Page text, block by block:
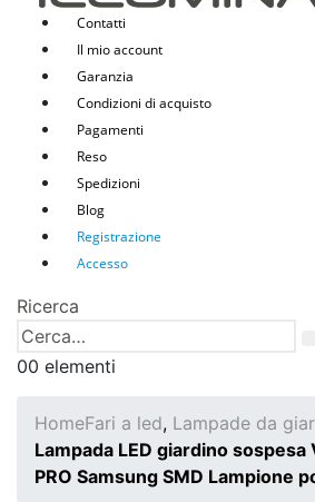
Contatti
Il mio account
Garanzia
Condizioni di acquisto
Pagamenti
Reso
Spedizioni
Blog
Registrazione
Accesso
Ricerca
00 elementi
HomeFari a led, Lampade da
Lampada LED giardino sospesa
PRO Samsung SMD Lampione